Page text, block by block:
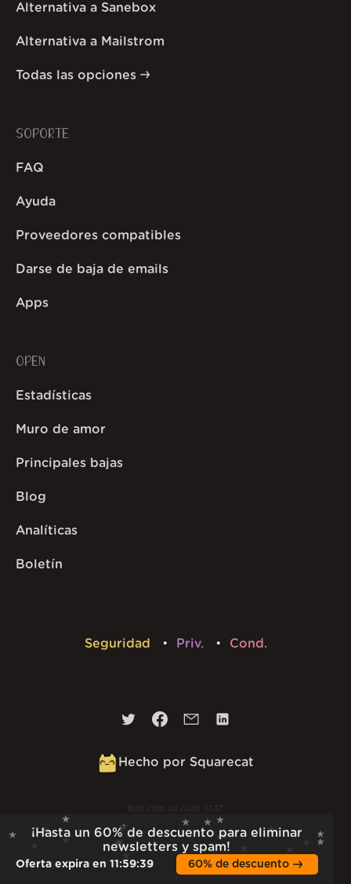
¡Hasta un 60% de descuento para eliminar
newsletters y spam!
Oferta expira en 11:59:38 60% de descuento
Alternativa a Sanebox
Alternativa a Mailstrom
Todas las opciones
SOPORTE
FAQ
Ayuda
Proveedores compatibles
Darse de baja de emails
Apps
OPEN
Estadísticas
Muro de amor
Principales bajas
Blog
Analíticas
Boletín
Seguridad Priv. Cond.
Hecho por Squarecat
Built 23rd Jul 2026 · 13:37
v 1.55.1